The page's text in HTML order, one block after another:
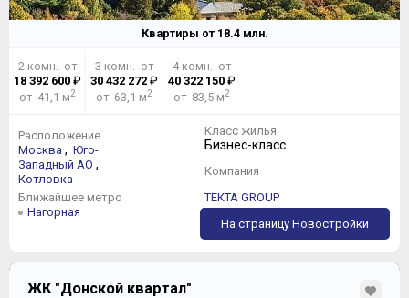
Квартиры от 18.4млн.
2 комн. от
18 392 600₽
от 41,1 м2
3 комн. от
30 432 272 ₽
от 63,1 м2
4 комн. от
40 322 150₽
от 83,5 м2
Расположение
Москва , Юго-
Западный АО ,
Котловка
Ближайшее метро
Нагорная
Класс жилья
Бизнес-класс
Компания
ТЕКТА GROUP
На страницу Новостройки
ЖК "Донской квартал"